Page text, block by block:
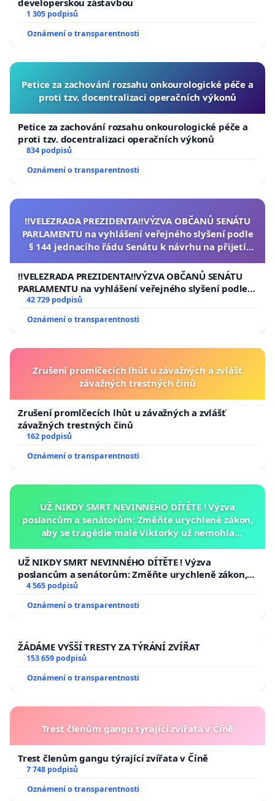
1 305 podpisů
Oznámení o transparentnosti
Petice za zachování rozsahu onkourologické péče a
proti tzv. docentralizaci operačních výkonů
Petice za zachování rozsahu onkourologické péče a
proti tzv. docentralizaci operačních výkonů
834 podpisů
Oznámení o transparentnosti
‼️VELEZRADA PREZIDENTA‼️VÝZVA OBČANŮ SENÁTU
PARLAMENTU na vyhlášení veřejného slyšení podle
§ 144 jednacího řádu Senátu k návrhu na přijetí
republiky
‼️VELEZRADA PREZIDENTA‼️VÝZVA OBČANŮ SENÁTU
PARLAMENTU na vyhlášení veřejného slyšení podle §
144 jednacího řádu Senátu k návrhu na přijetí
republiky
42 729 podpisů
Oznámení o transparentnosti
Zrušení promlčecích lhůt u závažných a zvlášť
závažných trestných činů
Zrušení promlčecích lhůt u závažných a zvlášť
závažných trestných činů
162 podpisů
Oznámení o transparentnosti
UŽ NIKDY SMRT NEVINNÉHO DÍTĚTE ! Výzva
poslancům a senátorům: Změňte urychleně zákon,
aby se tragédie malé Viktorky už nemohla
UŽ NIKDY SMRT NEVINNÉHO DÍTĚTE ! Výzva
poslancům a senátorům: Změňte urychleně zákon,
aby se tragédie malé Viktorky už nemohla opakovat!
4 565 podpisů
Oznámení o transparentnosti
ŽÁDÁME VYŠŠÍ TRESTY ZA TÝRÁNÍ ZVÍŘAT
153 659 podpisů
Oznámení o transparentnosti
Trest členům gangu týrající zvířata v Číně
Trest členům gangu týrající zvířata v Číně
7 748 podpisů
Oznámení o transparentnosti